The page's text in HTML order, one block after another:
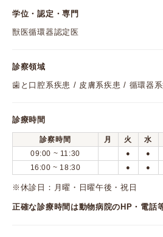
学位・認定・専門
獣医循環器認定医
診察領域
歯と口腔系疾患 / 皮膚系疾患 / 循環器
診療時間
診察時間 月 火 水
09:00 ~ 11:30
● ●
16:00 ~ 18:30 ● ●
※休診日：月曜・日曜午後・祝日
正確な診療時間は動物病院のHP・電話